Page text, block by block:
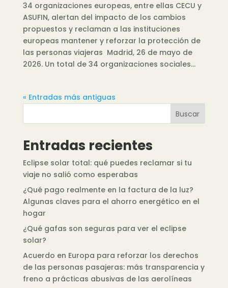
34 organizaciones europeas, entre ellas CECU y
ASUFIN, alertan del impacto de los cambios
propuestos y reclaman a las instituciones
europeas mantener y reforzar la protección de
las personas viajeras Madrid, 26 de mayo de
2026. Un total de 34 organizaciones sociales...
« Entradas más antiguas
Buscar
Entradas recientes
Eclipse solar total: qué puedes reclamar si tu
viaje no salió como esperabas
¿Qué pago realmente en la factura de la luz?
Algunas claves para el ahorro energético en el
hogar
¿Qué gafas son seguras para ver el eclipse
solar?
Acuerdo en Europa para reforzar los derechos
de las personas pasajeras: más transparencia y
freno a prácticas abusivas de las aerolíneas